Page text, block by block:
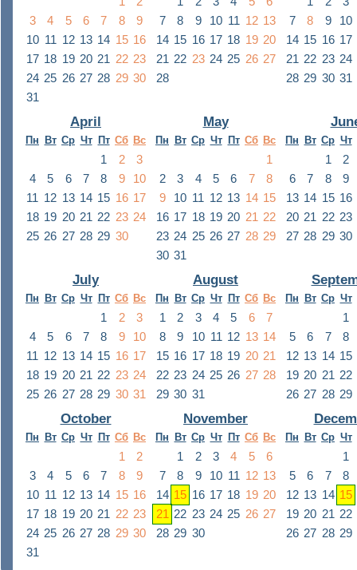
3
4 5 6 7 8
9
10 11 12 13 14 15 16
17 18 19 20 21 22 23
24 25 26 27 28 29 30
31
7
8 9 10 11 12 13
14 15 16 17 18 19 20
21 22 23 24 25 26 27
28
7
8 9
10
14 15 16 17
21 22 23 24
28 29 30 31
April
Пн Вт Ср Чт Пт Сб Вс
1 2
3
4
5 6 7 8 9
10
11 12 13 14 15 16 17
18 19 20 21 22 23 24
25 26 27 28 29 30
May
Пн Вт Ср Чт Пт Сб Вс
1
2
3 4 5 6 7
8
9
10 11 12 13 14 15
16 17 18 19 20 21 22
23 24 25 26 27 28 29
30 31
Пн Вт Ср Чт
1
2
6
7 8
9
13 14 15 16
20 21 22 23
27 28 29 30
July
Пн Вт Ср Чт Пт Сб Вс
1 2
3
4
5 6 7 8 9
10
11 12 13 14 15 16 17
18 19 20 21 22 23 24
25 26 27 28 29 30 31
August
Пн Вт Ср Чт Пт Сб Вс
1 2 3 4 5 6
7
8
9 10 11 12 13 14
15 16 17 18 19 20 21
22 23 24 25 26 27 28
29 30 31
Пн Вт Ср Чт
1
5
6 7
8
12 13 14 15
19 20 21 22
26 27 28 29
October
Пн Вт Ср Чт Пт Сб Вс
1
2
3
4 5 6 7 8
9
10 11 12 13 14 15 16
17 18 19 20 21 22 23
24 25 26 27 28 29 30
31
November
Пн Вт Ср Чт Пт Сб Вс
1 2 3 4 5
6
7
8 9 10 11 12 13
14 15 16 17 18 19 20
21 22 23 24 25 26 27
28 29 30
Пн Вт Ср Чт
1
5
6 7
8
12 13 14 15
19 20 21 22
26 27 28 29